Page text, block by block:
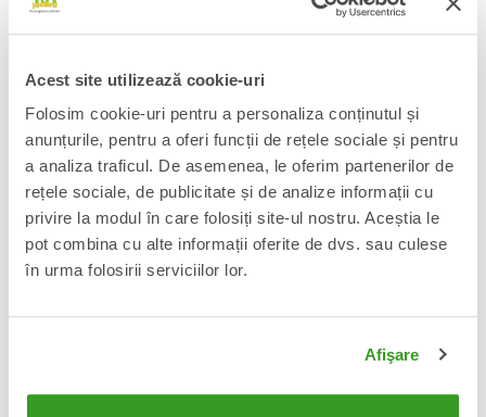
Acest site utilizează cookie-uri
Folosim cookie-uri pentru a personaliza conținutul și
anunțurile, pentru a oferi funcții de rețele sociale și pentru
a analiza traficul. De asemenea, le oferim partenerilor de
rețele sociale, de publicitate și de analize informații cu
privire la modul în care folosiți site-ul nostru. Aceștia le
pot combina cu alte informații oferite de dvs. sau culese
în urma folosirii serviciilor lor.
Afişare
Star Wars Black Series Action
Figure Dathomir Witch (Halloween
Edition) 15 cm
Adauga in cos
Star Wars Black Series Figurina
articulata Stormtrooper (Holiday
Edition) 15 cm
70 Lei
Adauga in cos